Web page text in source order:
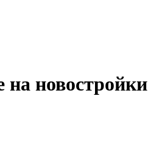
на новостройки